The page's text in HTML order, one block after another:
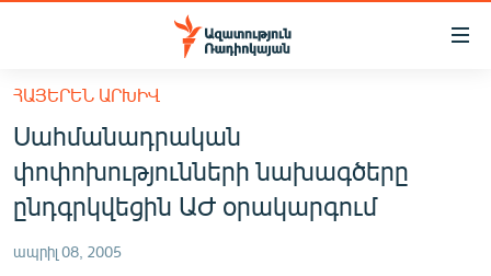
Մատչելիության
հիմնական
բովանդակությանը
Անցնել
հիմնական
մենյուին
ՔԱՂԱՔԱԿԱՆ
ՀԱՅԵՐԵՆ ԱՐԽԻՎ
Սահմանադրական
փոփոխությունների նախագծերը
ընդգրկվեցին ԱԺ օրակարգում
ապրիլ 08, 2005